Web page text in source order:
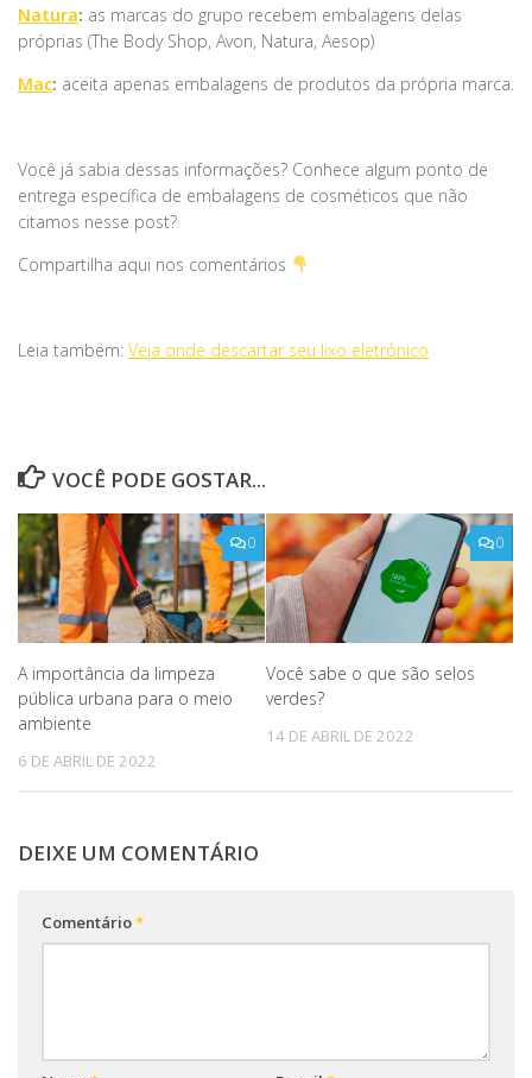
Natura: as marcas do grupo recebem embalagens delas
próprias (The Body Shop, Avon, Natura, Aesop)
Mac: aceita apenas embalagens de produtos da própria marca.
Você já sabia dessas informações? Conhece algum ponto de
entrega específica de embalagens de cosméticos que não
citamos nesse post?
Compartilha aqui nos comentários
Leia também: Veja onde descartar seu lixo eletrônico
VOCÊ PODE GOSTAR...
0
A importância da limpeza
pública urbana para o meio
ambiente
6 DE ABRIL DE 2022
0
Você sabe o que são selos
verdes?
14 DE ABRIL DE 2022
DEIXE UM COMENTÁRIO
Comentário*